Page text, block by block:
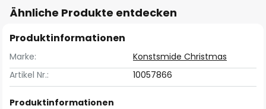
Ähnliche Produkte entdecken
Produktinformationen
Marke:
Konstsmide Christmas
Artikel Nr.:
10057866
Produktinformationen